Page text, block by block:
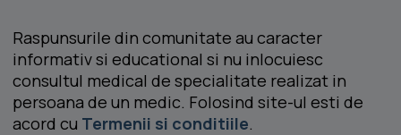
Raspunsurile din comunitate au caracter
informativ si educational si nu inlocuiesc
consultul medical de specialitate realizat in
persoana de un medic. Folosind site-ul esti de
acord cu Termenii si conditiile.